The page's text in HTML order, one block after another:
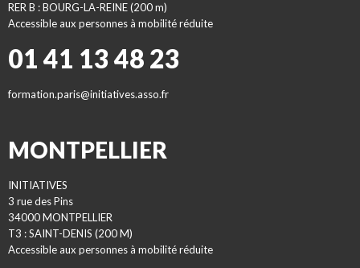
RER B : BOURG-LA-REINE (200 m)
Accessible aux personnes à mobilité réduite
01 41 13 48 23
formation.paris@initiatives.asso.fr
MONTPELLIER
INITIATIVES
3 rue des Pins
34000 MONTPELLIER
T3 : SAINT-DENIS (200 M)
Accessible aux personnes à mobilité réduite